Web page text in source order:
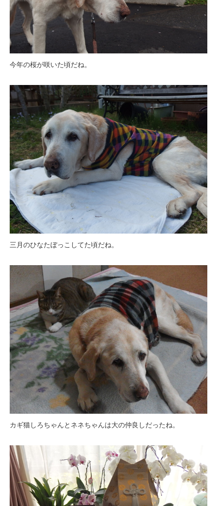
今年の桜が咲いた頃だね。
三月のひなたぼっこしてた頃だね。
カギ猫しろちゃんとネネちゃんは大の仲良しだったね。